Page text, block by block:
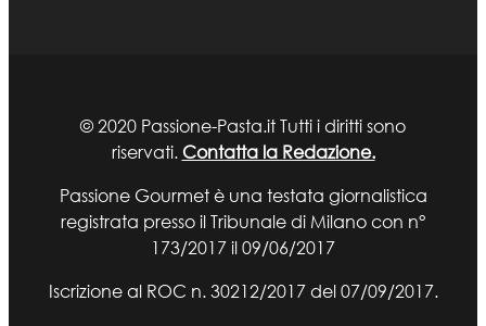
© 2020 Passione-Pasta.it Tutti i diritti sono
riservati. Contatta la Redazione.
Passione Gourmet è una testata giornalistica
registrata presso il Tribunale di Milano con n°
173/2017 il 09/06/2017
Iscrizione al ROC n. 30212/2017 del 07/09/2017.